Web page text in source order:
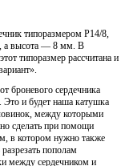
типоразмером P14/8,
а высота — 8 мм. В
типоразмер рассчитана и
броневого сердечника
и будет наша катушка
между которыми
сделать при помощи
в котором нужно также
пополам
между сердечником и